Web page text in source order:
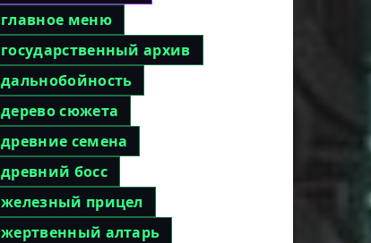
главное меню
государственный архив
дальнобойность
дерево сюжета
древние семена
древний босс
железный прицел
жертвенный алтарь